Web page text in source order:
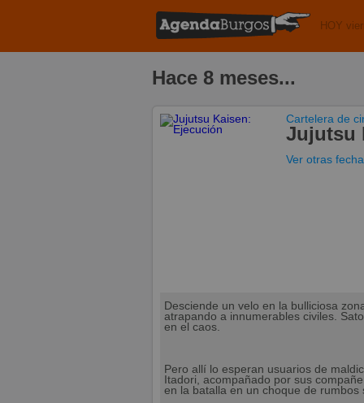
HOY
Hace 8 meses...
Cartelera de
Jujutsu
Ver otras
Desciende un velo en la bulliciosa
atrapando a innumerables civiles.
en el caos.
Pero allí lo esperan usuarios de
Itadori, acompañado por sus
en la batalla en un choque de